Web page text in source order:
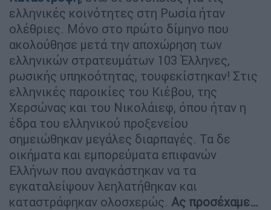
ελληνικές κοινότητες στη Ρωσία ήταν
ολέθριες. Μόνο στο πρώτο δίμηνο που
ακολούθησε μετά την αποχώρηση των
ελληνικών στρατευμάτων 103 Έλληνες,
ρωσικής υπηκοότητας, τουφεκίστηκαν! Στις
ελληνικές παροικίες του Κιέβου, της
Χερσώνας και του Νικολάιεφ, όπου ήταν η
έδρα του ελληνικού προξενείου
σημειώθηκαν μεγάλες διαρπαγές. Τα δε
οικήματα και εμπορεύματα επιφανών
Ελλήνων που αναγκάστηκαν να τα
εγκαταλείψουν λεηλατήθηκαν και
καταστράφηκαν ολοσχερώς. Ας προσέχαμε…